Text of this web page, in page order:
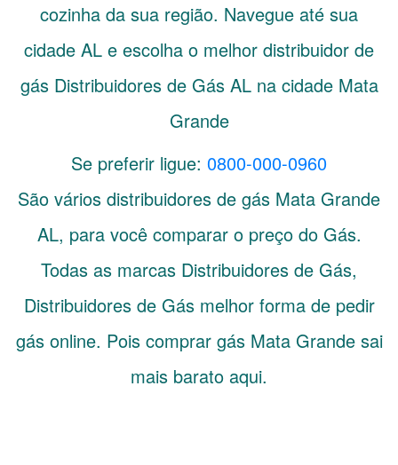
cozinha da sua região. Navegue até sua
cidade AL e escolha o melhor distribuidor de
gás Distribuidores de Gás AL na cidade Mata
Grande
Se preferir ligue: 0800-000-0960
São vários distribuidores de gás Mata Grande
AL, para você comparar o preço do Gás.
Todas as marcas Distribuidores de Gás,
Distribuidores de Gás melhor forma de pedir
gás online. Pois comprar gás Mata Grande sai
mais barato aqui.